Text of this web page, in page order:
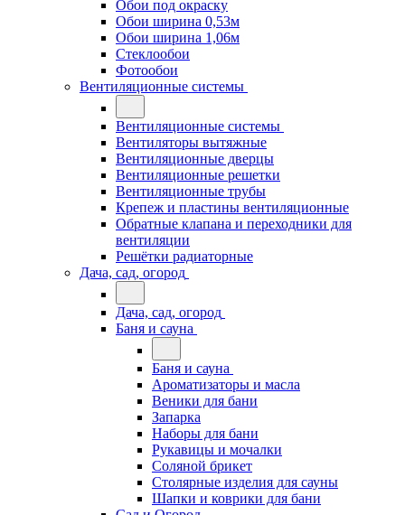
Обои под окраску
Обои ширина 0,53м
Обои ширина 1,06м
Стеклообои
Фотообои
Вентиляционные системы
Вентиляционные системы
Вентиляторы вытяжные
Вентиляционные дверцы
Вентиляционные решетки
Вентиляционные трубы
Крепеж и пластины вентиляционные
Обратные клапана и переходники для
вентиляции
Решётки радиаторные
Дача, сад, огород
Дача, сад, огород
Баня и сауна
Баня и сауна
Ароматизаторы и масла
Веники для бани
Запарка
Наборы для бани
Рукавицы и мочалки
Соляной брикет
Столярные изделия для сауны
Шапки и коврики для бани